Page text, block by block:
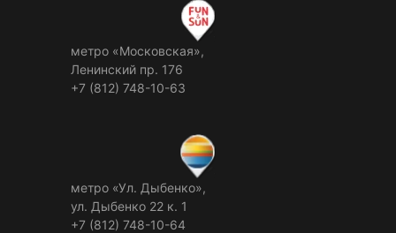
метро «Московская»,
Ленинский пр. 176
+7 (812) 748-10-63
метро «Ул. Дыбенко»,
ул. Дыбенко 22 к. 1
+7 (812) 748-10-64